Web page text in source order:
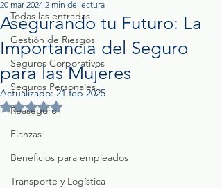
Todas las entradas
Gestión de Riesgos
Seguros Corporativos
Seguros Personales
Reaseguro
Fianzas
Beneficios para empleados
Transporte y Logística
Asegurando tu Futuro: La
Importancia del Seguro
para las Mujeres
20 mar 2024 2 min de lectura
Actualizado:21 feb 2025
Obtuvo NaN de 5 estrellas.